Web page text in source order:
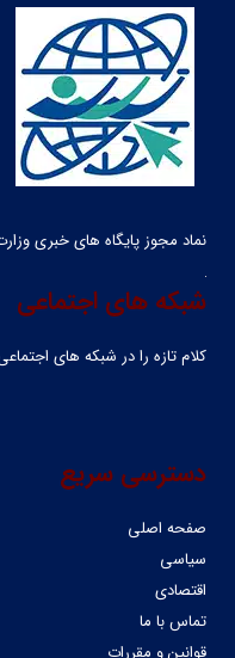
نماد مجوز پایگاه های خبری
شبکه های اجتماعی
کلام تازه را در شبکه ‌های
دسترسی سریع
صفحه اصلی
سیاسی
اقتصادی
تماس با ما
قوانین و مقررات